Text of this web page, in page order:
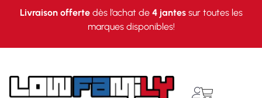
Livraison offertedès l’achat de 4 jantessur toutes les
marques disponibles!